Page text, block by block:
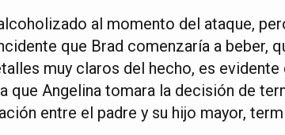
al momento del ataque,
que Brad comenzaría a beber,
muy claros del hecho, es evidente
que Angelina tomara la decisión de
entre el padre y su hijo mayor,